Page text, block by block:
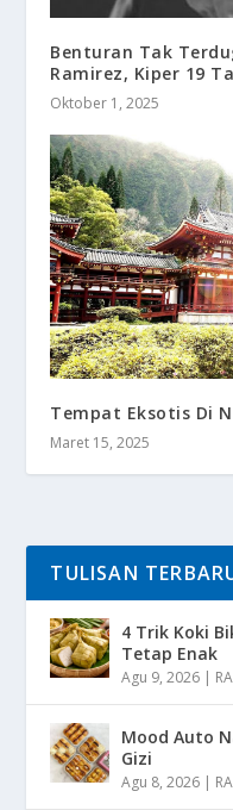
Benturan Tak
Ramirez, Kiper 19
Oktober 1, 2025
Tempat Eksotis Di
Maret 15, 2025
TULISAN
4 Trik Koki
Tetap Enak
Agu 9, 2026 |
Mood Auto
Gizi
Agu 8, 2026 |